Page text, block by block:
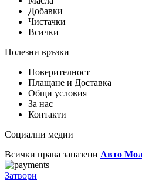
Добавки
Чистачки
Всички
Полезни връзки
Поверителност
Плащане и Доставка
Общи условия
За нас
Контакти
Социални медии
Всички права запазени Авто
Затвори